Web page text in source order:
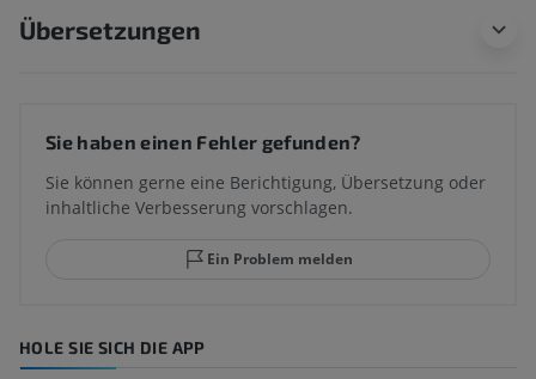
Übersetzungen
Sie haben einen Fehler gefunden?
Sie können gerne eine Berichtigung, Übersetzung oder
inhaltliche Verbesserung vorschlagen.
Ein Problem melden
HOLE SIE SICH DIE APP